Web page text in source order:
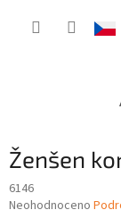
Ženšen
6146
Průměrné
Neohodnoceno